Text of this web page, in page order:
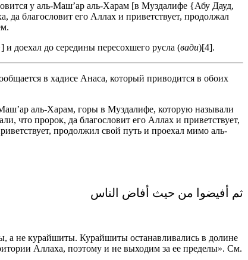
у аль-Маш’ар аль-Харам [в Муздалифе {Абу Дауд,
да благословит его Аллах и приветствует, продолжал
доехал до середины пересохшего русла (вади)[4].
в хадисе Анаса, который приводится в обоих
аль-Харам, горы в Муздалифе, которую называли
что пророк, да благословит его Аллах и приветствует,
продолжил свой путь и проехал мимо аль-
ثم أفيضوا من حيث أفاض الناس
а не курайшиты. Курайшиты останавливались в долине
Аллаха, поэтому и не выходим за ее пределы». См.